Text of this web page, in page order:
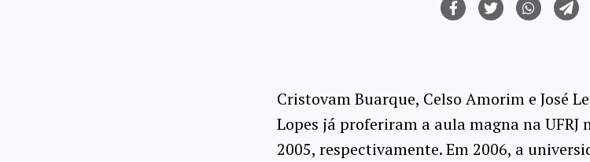
Cristovam Buarque, Celso Amorim e José
Lopes já proferiram a aula magna na UFRJ
2005, respectivamente. Em 2006, a